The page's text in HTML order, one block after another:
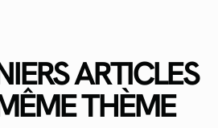
ARTICLES
THÈME